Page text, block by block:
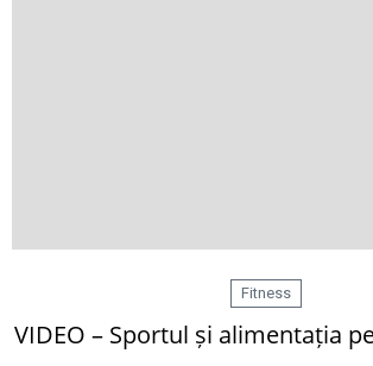
Fitness
VIDEO – Sportul și alimentația